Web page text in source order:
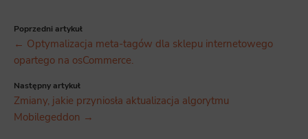
Poprzedni artykuł
← Optymalizacja meta-tagów dla sklepu internetowego
opartego na osCommerce.
Następny artykuł
Zmiany, jakie przyniosła aktualizacja algorytmu
Mobilegeddon →